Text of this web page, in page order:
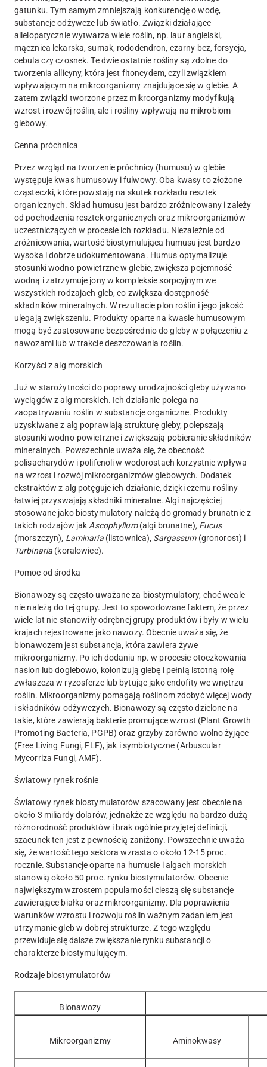
gatunku. Tym samym zmniejszają konkurencję o wodę,
substancje odżywcze lub światło. Związki działające
allelopatycznie wytwarza wiele roślin, np. laur angielski,
mącznica lekarska, sumak, rododendron, czarny bez, forsycja,
cebula czy czosnek. Te dwie ostatnie rośliny są zdolne do
tworzenia allicyny, która jest fitoncydem, czyli związkiem
wpływającym na mikroorganizmy znajdujące się w glebie. A
zatem związki tworzone przez mikroorganizmy modyfikują
wzrost i rozwój roślin, ale i rośliny wpływają na mikrobiom
glebowy.
Cenna próchnica
Przez wzgląd na tworzenie próchnicy (humusu) w glebie
występuje kwas humusowy i fulwowy. Oba kwasy to złożone
cząsteczki, które powstają na skutek rozkładu resztek
organicznych. Skład humusu jest bardzo zróżnicowany i zależy
od pochodzenia resztek organicznych oraz mikroorganizmów
uczestniczących w procesie ich rozkładu. Niezależnie od
zróżnicowania, wartość biostymulująca humusu jest bardzo
wysoka i dobrze udokumentowana. Humus optymalizuje
stosunki wodno-powietrzne w glebie, zwiększa pojemność
wodną i zatrzymuje jony w kompleksie sorpcyjnym we
wszystkich rodzajach gleb, co zwiększa dostępność
składników mineralnych. W rezultacie plon roślin i jego jakość
ulegają zwiększeniu. Produkty oparte na kwasie humusowym
mogą być zastosowane bezpośrednio do gleby w połączeniu z
nawozami lub w trakcie deszczowania roślin.
Korzyści z alg morskich
Już w starożytności do poprawy urodzajności gleby używano
wyciągów z alg morskich. Ich działanie polega na
zaopatrywaniu roślin w substancje organiczne. Produkty
uzyskiwane z alg poprawiają strukturę gleby, polepszają
stosunki wodno-powietrzne i zwiększają pobieranie składników
mineralnych. Powszechnie uważa się, że obecność
polisacharydów i polifenoli w wodorostach korzystnie wpływa
na wzrost i rozwój mikroorganizmów glebowych. Dodatek
ekstraktów z alg potęguje ich działanie, dzięki czemu rośliny
łatwiej przyswajają składniki mineralne. Algi najczęściej
stosowane jako biostymulatory należą do gromady brunatnic z
takich rodzajów jakAscophyllum(algi brunatne), Fucus
(morszczyn), Laminaria (listownica), Sargassum (gronorost) i
Turbinaria (koralowiec).
Pomoc od środka
Bionawozy są często uważane za biostymulatory, choć wcale
nie należą do tej grupy. Jest to spowodowane faktem, że przez
wiele lat nie stanowiły odrębnej grupy produktów i były w wielu
krajach rejestrowane jako nawozy. Obecnie uważa się, że
bionawozem jest substancja, która zawiera żywe
mikroorganizmy. Po ich dodaniu np. w procesie otoczkowania
nasion lub doglebowo, kolonizują glebę i pełnią istotną rolę
zwłaszcza w ryzosferze lub bytując jako endofity we wnętrzu
roślin. Mikroorganizmy pomagają roślinom zdobyć więcej wody
i składników odżywczych. Bionawozy są często dzielone na
takie, które zawierają bakterie promujące wzrost (Plant Growth
Promoting Bacteria, PGPB) oraz grzyby zarówno wolno żyjące
(Free Living Fungi, FLF), jak i symbiotyczne (Arbuscular
Mycorriza Fungi, AMF).
Światowy rynek rośnie
Światowy rynek biostymulatorów szacowany jest obecnie na
około 3 miliardy dolarów, jednakże ze względu na bardzo dużą
różnorodność produktów i brak ogólnie przyjętej definicji,
szacunek ten jest z pewnością zaniżony. Powszechnie uważa
się, że wartość tego sektora wzrasta o około 12-15 proc.
rocznie. Substancje oparte na humusie i algach morskich
stanowią około 50 proc. rynku biostymulatorów. Obecnie
największym wzrostem popularności cieszą się substancje
zawierające białka oraz mikroorganizmy. Dla poprawienia
warunków wzrostu i rozwoju roślin ważnym zadaniem jest
utrzymanie gleb w dobrej strukturze. Z tego względu
przewiduje się dalsze zwiększanie rynku substancji o
charakterze biostymulującym.
Rodzaje biostymulatorów
Bionawozy
Mikroorganizmy Aminokwasy